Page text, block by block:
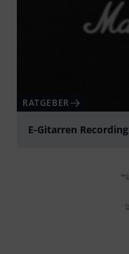
RATGEBER
E-Gitarren Recording